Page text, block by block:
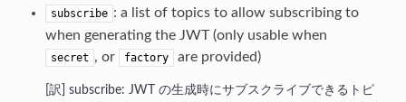
subscribe : a list of topics to allow subscribing to
when generating the JWT (only usable when
secret , or factory are provided)
subscribe: JWT の生成時にサブスクライブできるトピ